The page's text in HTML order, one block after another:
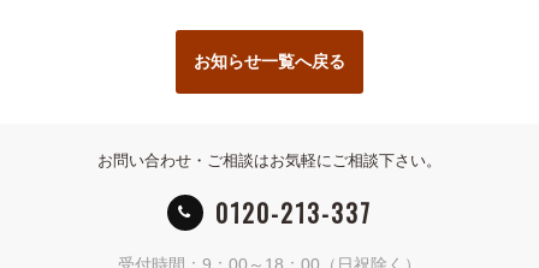
お知らせ一覧へ戻る
お問い合わせ・ご相談はお気軽にご相談下さい。
0120-213-337